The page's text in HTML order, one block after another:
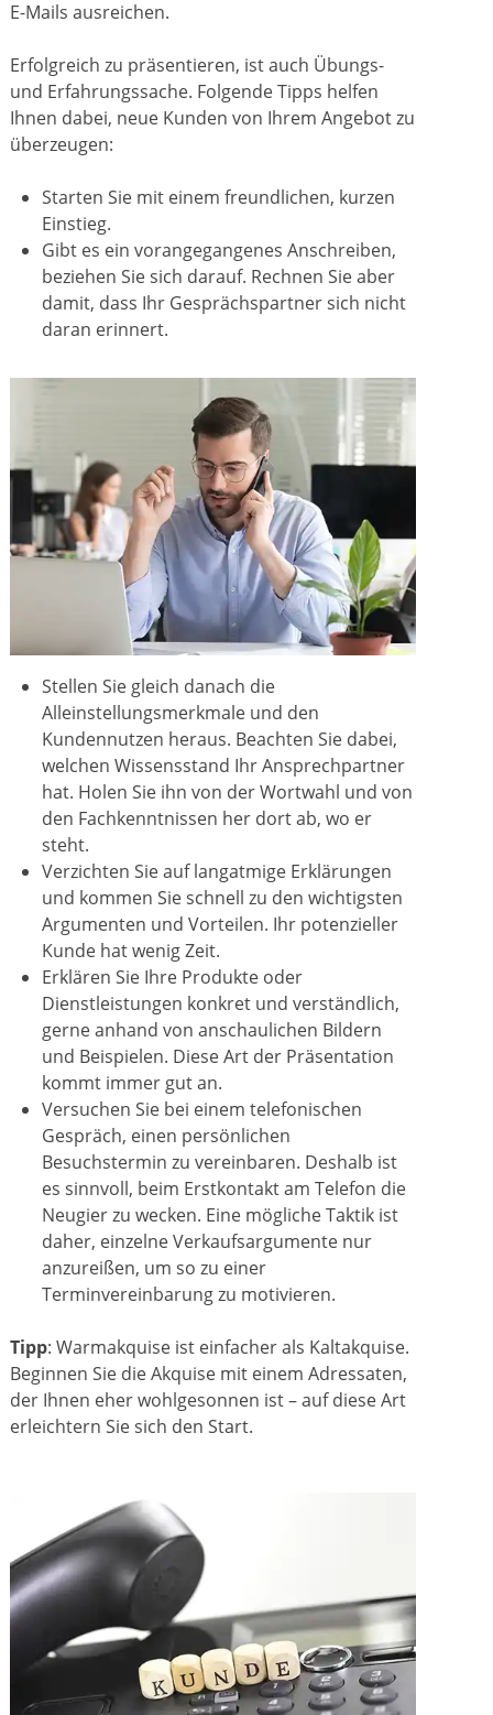
E-Mails ausreichen.
Erfolgreich zu präsentieren, ist auch Übungs-
und Erfahrungssache. Folgende Tipps helfen
Ihnen dabei, neue Kunden von Ihrem Angebot zu
überzeugen:
Starten Sie mit einem freundlichen, kurzen
Einstieg.
Gibt es ein vorangegangenes Anschreiben,
beziehen Sie sich darauf. Rechnen Sie aber
damit, dass Ihr Gesprächspartner sich nicht
daran erinnert.
Stellen Sie gleich danach die
Alleinstellungsmerkmale und den
Kundennutzen heraus. Beachten Sie dabei,
welchen Wissensstand Ihr Ansprechpartner
hat. Holen Sie ihn von der Wortwahl und von
den Fachkenntnissen her dort ab, wo er
steht.
Verzichten Sie auf langatmige Erklärungen
und kommen Sie schnell zu den wichtigsten
Argumenten und Vorteilen. Ihr potenzieller
Kunde hat wenig Zeit.
Erklären Sie Ihre Produkte oder
Dienstleistungen konkret und verständlich,
gerne anhand von anschaulichen Bildern
und Beispielen. Diese Art der Präsentation
kommt immer gut an.
Versuchen Sie bei einem telefonischen
Gespräch, einen persönlichen
Besuchstermin zu vereinbaren. Deshalb ist
es sinnvoll, beim Erstkontakt am Telefon die
Neugier zu wecken. Eine mögliche Taktik ist
daher, einzelne Verkaufsargumente nur
anzureißen, um so zu einer
Terminvereinbarung zu motivieren.
Tipp: Warmakquise ist einfacher als Kaltakquise.
Beginnen Sie die Akquise mit einem Adressaten,
der Ihnen eher wohlgesonnen ist – auf diese Art
erleichtern Sie sich den Start.